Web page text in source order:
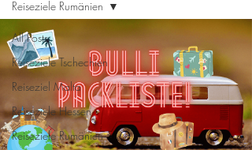
All Posts
Reiseziele Tschechien
Reiseziel Malta
Reiseziele Hessen
Reiseziele Rumänien
Reiseziele Rumänien